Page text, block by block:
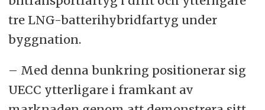
tre LNG-batterihybridfartyg under
byggnation.
– Med denna bunkring positionerar sig
UECC ytterligare i framkant av